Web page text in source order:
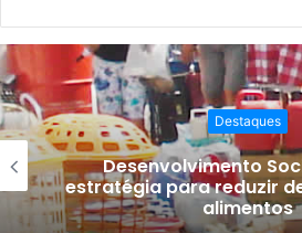
Destaques
Desenvolvimento
estratégia para reduzir
alimentos